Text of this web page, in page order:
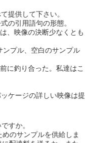
提供して下さい。
の引用語句の形態。
、映像の決断少なくとも
プル、空白のサンプル
に釣り合った。私達はこ
ケージの詳しい映像は提
すか。
のサンプルを供給しま